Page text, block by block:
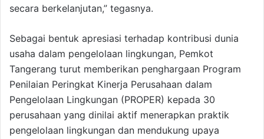
secara berkelanjutan,” tegasnya.
Sebagai bentuk apresiasi terhadap kontribusi dunia
usaha dalam pengelolaan lingkungan, Pemkot
Tangerang turut memberikan penghargaan Program
Penilaian Peringkat Kinerja Perusahaan dalam
Pengelolaan Lingkungan (PROPER) kepada 30
perusahaan yang dinilai aktif menerapkan praktik
pengelolaan lingkungan dan mendukung upaya